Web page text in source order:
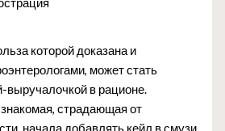
которой доказана и
может стать
выручалочкой в рационе.
страдающая от